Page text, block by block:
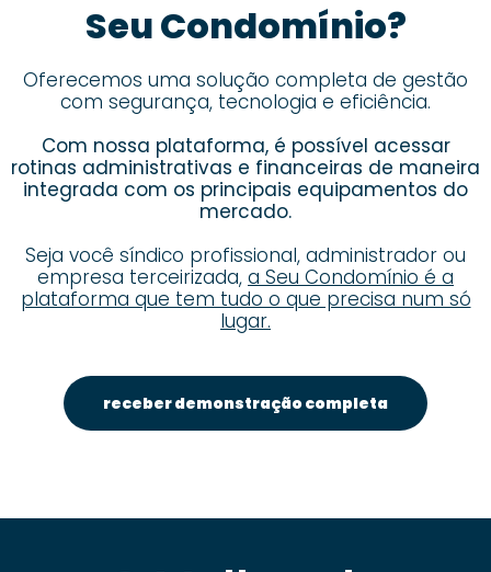
Seu Condomínio?
Oferecemos uma solução completa de gestão
com segurança, tecnologia e eficiência.
Com nossa plataforma, é possível acessar
rotinas administrativas e financeiras de maneira
integrada com os principais equipamentos do
mercado.
Seja você síndico profissional, administrador ou
empresa terceirizada, a Seu Condomínio é a
plataforma que tem tudo o que precisa num só
lugar.
receber demonstração completa